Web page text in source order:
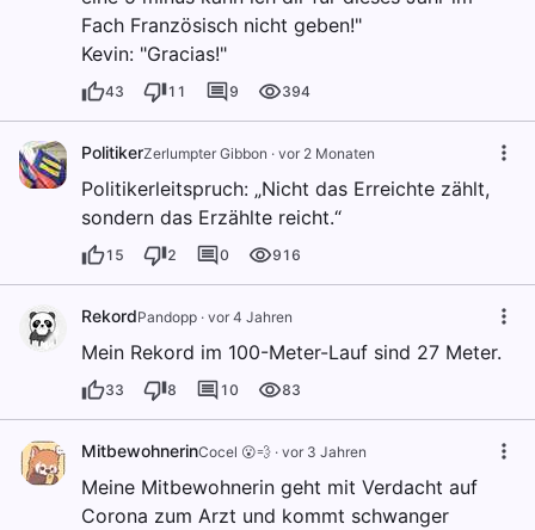
Fach Französisch nicht geben!"
Kevin: "Gracias!"
43 11 9 394
PolitikerZerlumpter Gibbon · vor 2 Monaten
Politikerleitspruch: „Nicht das Erreichte zählt,
sondern das Erzählte reicht.“
15 2 0 916
RekordPandopp · vor 4 Jahren
Mein Rekord im 100-Meter-Lauf sind 27 Meter.
33 8 10 83
MitbewohnerinCocel 😮💨 · vor 3 Jahren
Meine Mitbewohnerin geht mit Verdacht auf
Corona zum Arzt und kommt schwanger